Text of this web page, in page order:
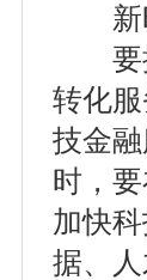
新时
要推
转化
技金
时，
加快
据、人